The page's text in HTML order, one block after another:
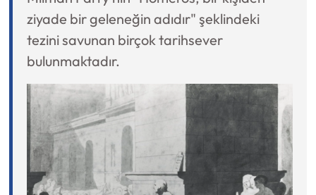
ziyade bir geleneğin adıdır" şeklindeki
tezini savunan birçok tarihsever
bulunmaktadır.